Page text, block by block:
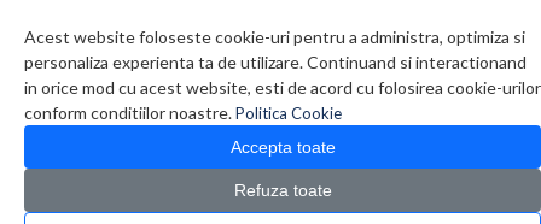
Acest website foloseste cookie-uri pentru a administra, optimiza si
personaliza experienta ta de utilizare. Continuand si interactionand
in orice mod cu acest website, esti de acord cu folosirea cookie-urilor
conform conditiilor noastre.Politica Cookie
Accepta toate
Refuza toate
0 produs(e)
CATALOG PRODUSE